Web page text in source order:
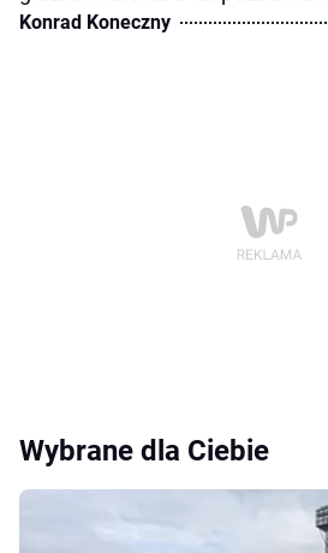
Konrad Koneczny
Wybrane dla Ciebie